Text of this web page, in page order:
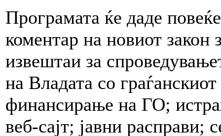
Програмата ќе даде
коментар на новиот закон
извештаи за
на Владата со
финансирање на ГО;
веб-сајт; јавни